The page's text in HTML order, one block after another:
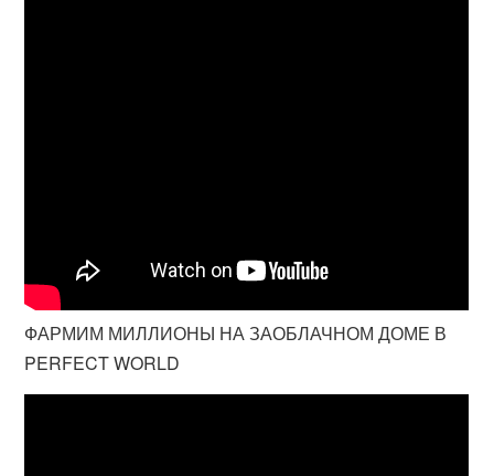
ФАРМИМ МИЛЛИОНЫ НА ЗАОБЛАЧНОМ ДОМЕ В
PERFECT WORLD